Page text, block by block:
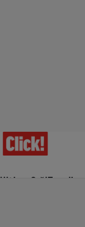
Ultima Oră!Trending